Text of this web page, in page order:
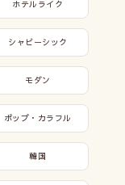
ホテルライク
シャビーシック
モダン
ポップ・カラフル
韓国